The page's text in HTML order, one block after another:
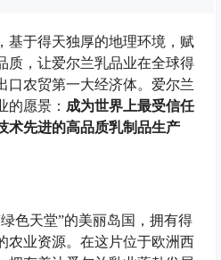
基于得天独厚的地理环境，赋
质，让爱尔兰乳品业在全球得
口农贸第一大经济体。爱尔兰
的愿景： 成为世界上最受信任
术先进的高品质乳制品生产
色天堂”的美丽岛国，拥有得
农业资源。在这片位于欧洲西